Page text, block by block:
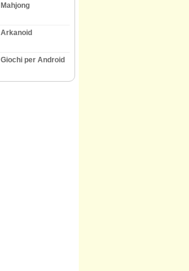
Mahjong
Arkanoid
Giochi per Android